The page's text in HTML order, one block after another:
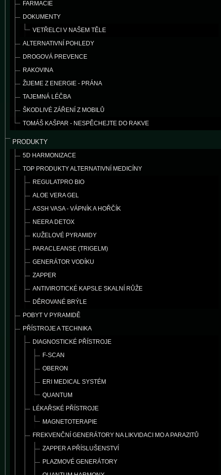
FARMACIE
DOKUMENTY
VETŘELCI V NAŠEM TĚLE
ALTERNATIVNÍ POHLEDY
DROGOVÁ PREVENCE
RAKOVINA
ŽIJEME Z ENERGIE - PRÁNA
TAJEMNÁ LÉČBA
ŠKODLIVÉ ZÁŘENÍ Z MOBILŮ
TOMÁŠ KAŠPAR - NESPĚCHEJTE DO RAKVE
PRODUKTY
5D HARMONIZACE
TOP PRODUKTY ALTERNATIVNÍ MEDICÍNY
REGULATPRO BIO
ALOE VERA GEL
ASSH VASA - VÁPNÍK A HOŘČÍK
NEERA DETOX
KUŽELOVÉ PYRAMIDY
PARACLEANSE (TRIGELM)
GENERÁTOR VODÍKU
ZAPPER
ANTIVIROTICKÉ KAPSLE SKALNÍ RŮŽE
DĚROVANÉ BRÝLE
POBYT V PYRAMIDĚ
PŘÍSTROJE A TECHNIKA
DIAGNOSTICKÉ PŘÍSTROJE
F-SCAN
OBERON
ERI MEDICAL SYSTÉM
QUANTUM
LÉKAŘSKÉ PŘÍSTROJE
MAGNETOTERAPIE
FREKVENČNÍ GENERÁTORY NA LIKVIDACI MO A PARAZITŮ
ZAPPER A PŘÍSLUŠENSTVÍ
PLAZMOVÉ GENERÁTORY